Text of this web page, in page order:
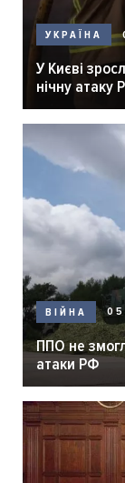
УКРАЇНА
У Києві
нічну атаку
ВІЙНА
ППО не
атаки РФ